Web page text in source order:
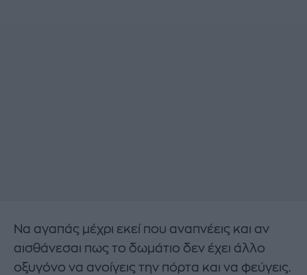
Να αγαπάς μέχρι εκεί που αναπνέεις και αν
αισθάνεσαι πως το δωμάτιο δεν έχει άλλο
οξυγόνο να ανοίγεις την πόρτα και να φεύγεις.